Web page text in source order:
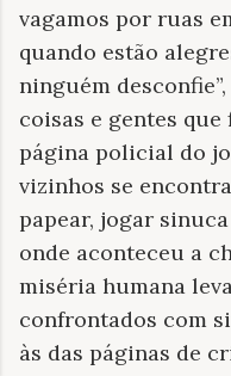
vagamos por ruas
quando estão
ninguém
coisas e gentes
página policial do
vizinhos se
papear, jogar
onde aconteceu a
miséria humana
confrontados com
às das páginas de